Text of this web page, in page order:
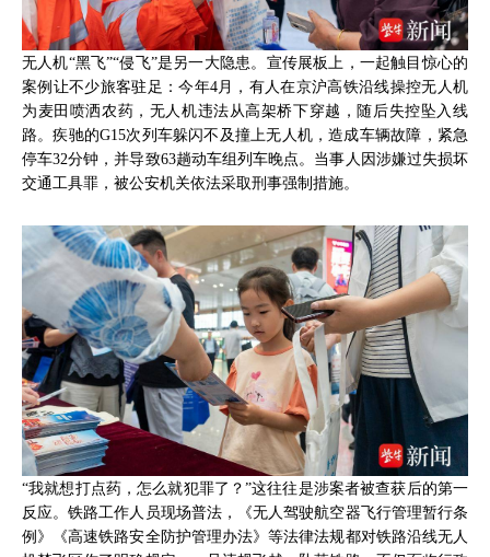
无人机“黑飞”“侵飞”是另一大隐患。宣传展板上，一起触目惊心的
案例让不少旅客驻足：今年4月，有人在京沪高铁沿线操控无人机
为麦田喷洒农药，无人机违法从高架桥下穿越，随后失控坠入线
路。疾驰的G15次列车躲闪不及撞上无人机，造成车辆故障，紧急
停车32分钟，并导致63趟动车组列车晚点。当事人因涉嫌过失损坏
交通工具罪，被公安机关依法采取刑事强制措施。
“我就想打点药，怎么就犯罪了？”这往往是涉案者被查获后的第一
反应。铁路工作人员现场普法，《无人驾驶航空器飞行管理暂行条
例》《高速铁路安全防护管理办法》等法律法规都对铁路沿线无人